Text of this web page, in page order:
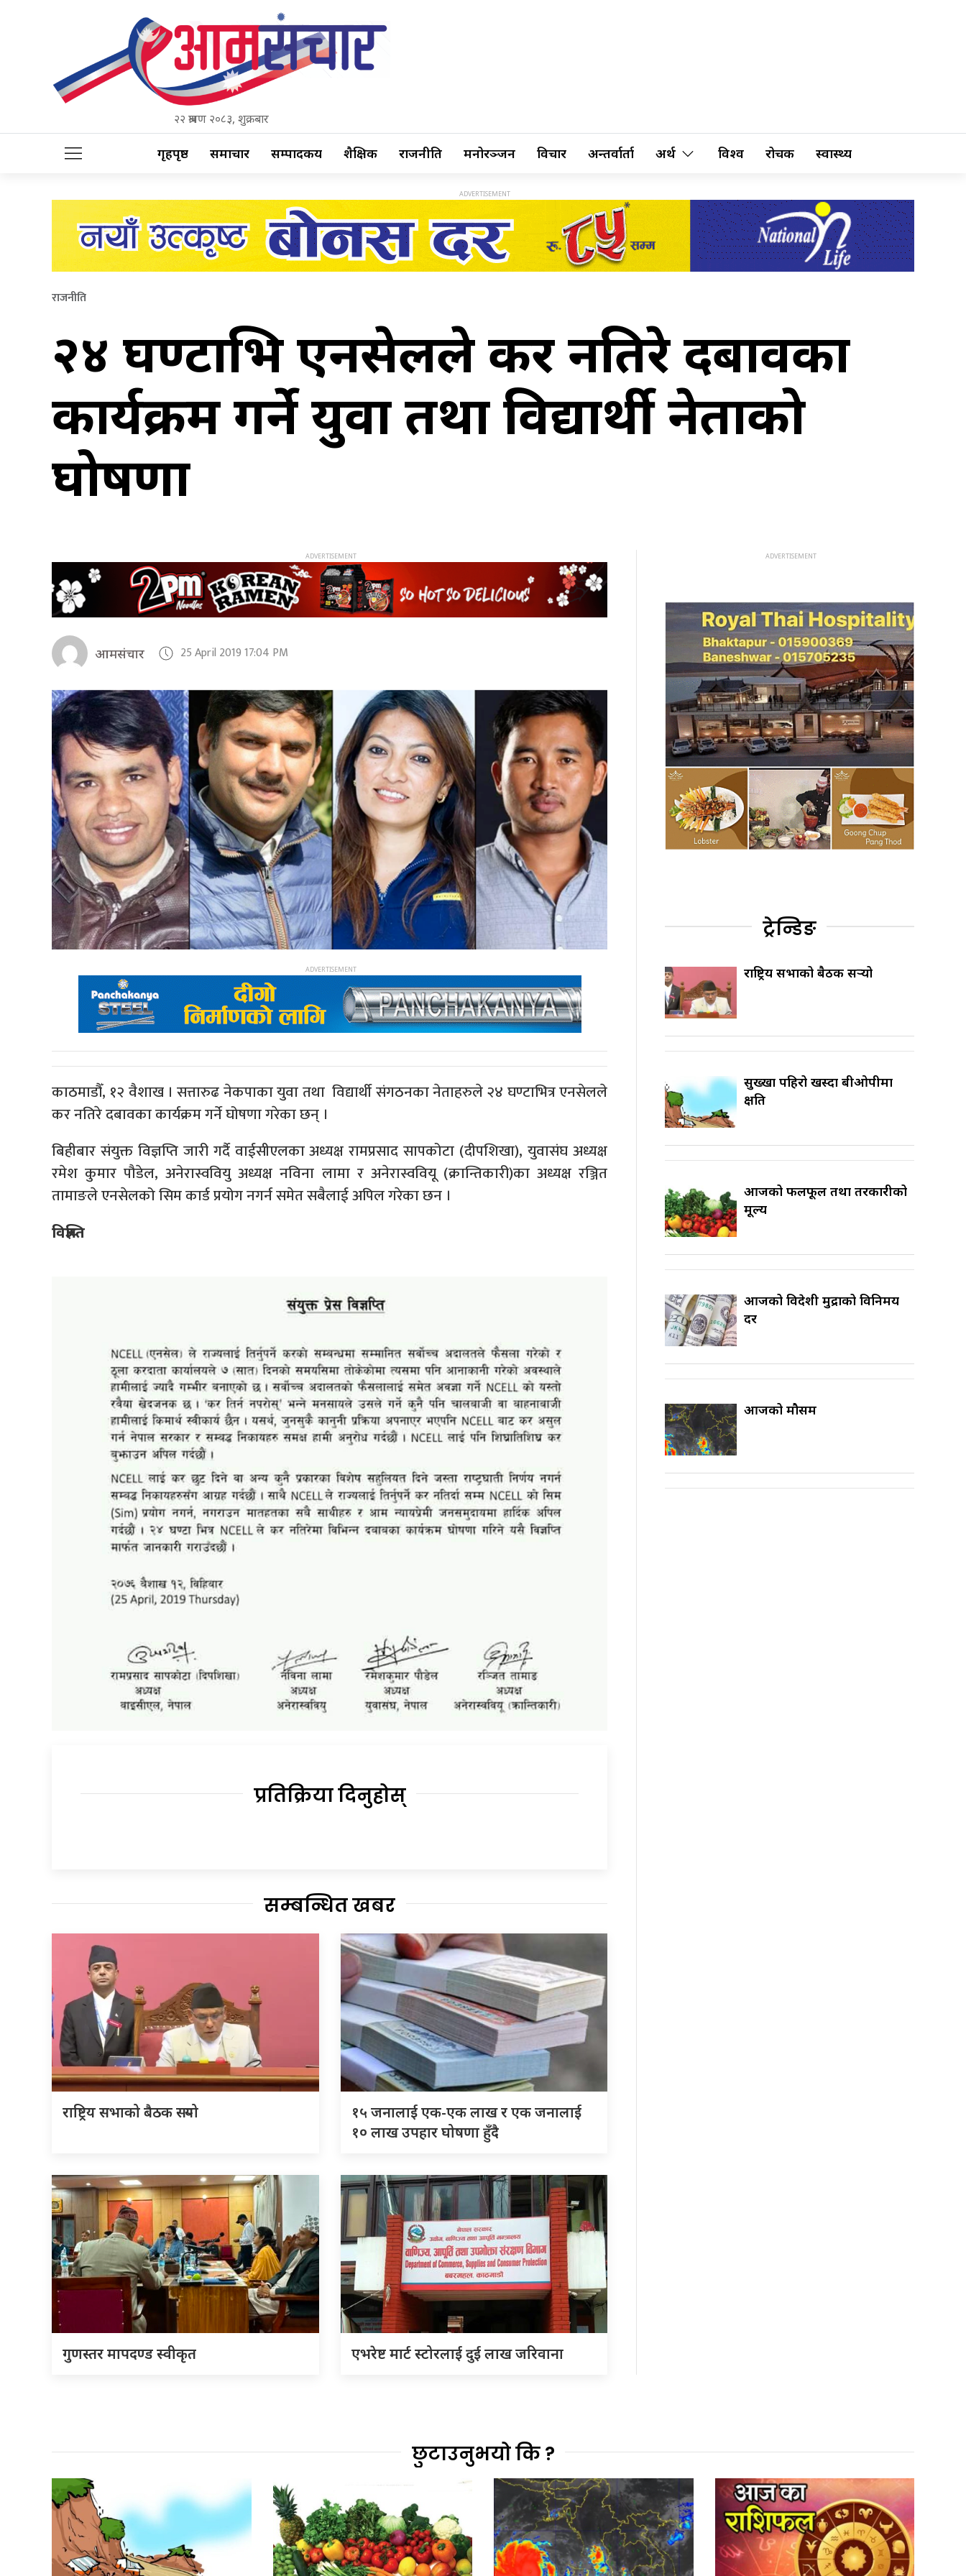
२२ श्रावण २०८३, शुक्रबार
गृहपृष्ठ समाचार सम्पादकीय शैक्षिक राजनीति मनोरञ्जन विचार अन्तर्वार्ता अर्थ विश्व रोचक स्वास्थ्य
राजनीति
२४ घण्टाभित्र एनसेलले कर नतिरे दबावका
कार्यक्रम गर्ने युवा तथा विद्यार्थी नेताको
घोषणा
आमसंचार 25 April 2019 17:04 PM
काठमाडौँ, १२ वैशाख । सत्तारुढ नेकपाका युवा तथा विद्यार्थी संगठनका नेताहरुले २४ घण्टाभित्र एनसेलले
कर नतिरे दबावका कार्यक्रम गर्ने घोषणा गरेका छन् ।
बिहीबार संयुक्त विज्ञप्ति जारी गर्दै वाईसीएलका अध्यक्ष रामप्रसाद सापकोटा (दीपशिखा), युवासंघ अध्यक्ष
रमेश कुमार पौडेल, अनेरास्ववियु अध्यक्ष नविना लामा र अनेरास्ववियू (क्रान्तिकारी)का अध्यक्ष रञ्जित
तामाङले एनसेलको सिम कार्ड प्रयोग नगर्न समेत सबैलाई अपिल गरेका छन ।
विज्ञप्ति
प्रतिक्रिया दिनुहोस्
सम्बन्धित खबर
राष्ट्रिय सभाको बैठक सर्‍यो
१५ जनालाई एक-एक लाख र एक जनालाई
१० लाख उपहार घोषणा हुँदै
गुणस्तर मापदण्ड स्वीकृत एभरेष्ट मार्ट स्टोरलाई दुई लाख जरिवाना
ट्रेन्डिङ
राष्ट्रिय सभाको बैठक सर्‍यो
सुख्खा पहिरो खस्दा बीओपीमा
क्षति
आजको फलफूल तथा तरकारीको
मूल्य
आजको विदेशी मुद्राको विनिमय
दर
आजको मौसम
छुटाउनुभयो कि ?